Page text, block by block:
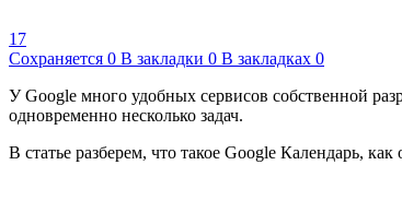
17
Сохраняется 0 В закладки 0 В закладках 0
У Google много удобных сервисов собственной
одновременно несколько задач.
В статье разберем, что такое Google Календарь,